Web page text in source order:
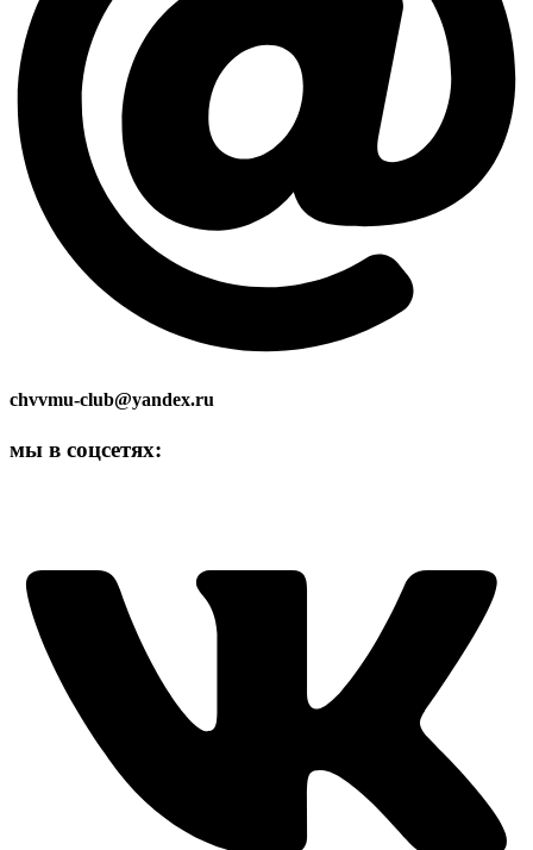
chvvmu-club@yandex.ru
мы в соцсетях: